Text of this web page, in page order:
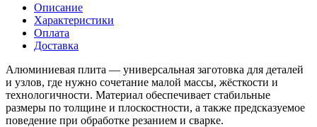
Описание
Характеристики
Оплата
Доставка
Алюминиевая плита — универсальная заготовка для деталей
и узлов, где нужно сочетание малой массы, жёсткости и
технологичности. Материал обеспечивает стабильные
размеры по толщине и плоскостности, а также предсказуемое
поведение при обработке резанием и сварке.